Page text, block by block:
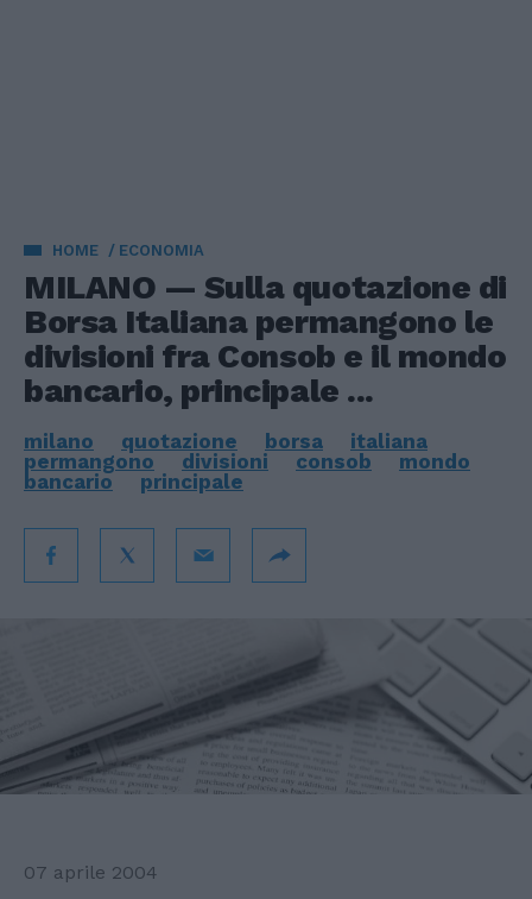
HOME ECONOMIA
MILANO — Sulla quotazione di
Borsa Italiana permangono le
divisioni fra Consob e il mondo
bancario, principale ...
milano quotazione borsa
italiana
permangono
divisioni consob
mondo
bancario
principale
07 aprile 2004